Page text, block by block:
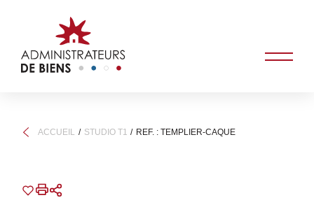
ACCUEIL STUDIO T1 REF. : TEMPLIER-CAQUE